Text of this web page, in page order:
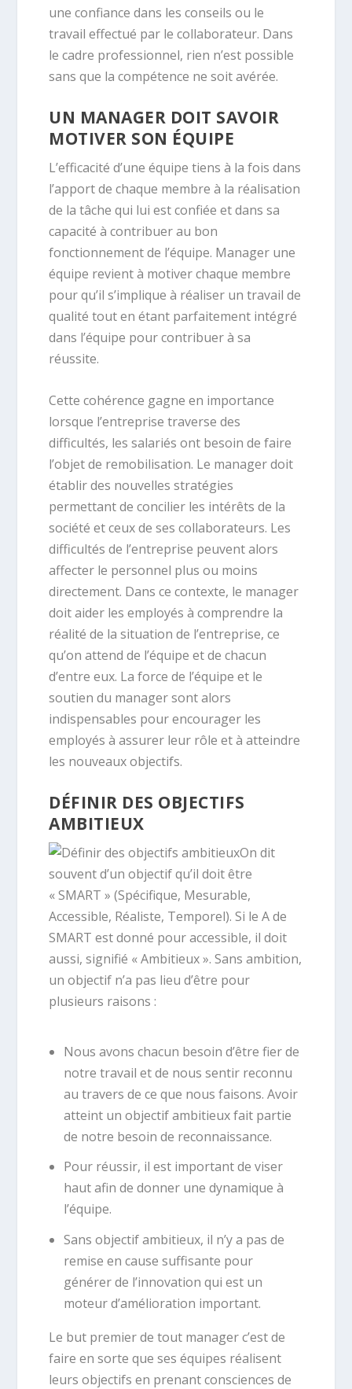
une confiance dans les conseils ou le
travail effectué par le collaborateur. Dans
le cadre professionnel, rien n’est possible
sans que la compétence ne soit avérée.
UN MANAGER DOIT SAVOIR
MOTIVER SON ÉQUIPE
L’efficacité d’une équipe tiens à la fois dans
l’apport de chaque membre à la réalisation
de la tâche qui lui est confiée et dans sa
capacité à contribuer au bon
fonctionnement de l’équipe. Manager une
équipe revient à motiver chaque membre
pour qu’il s’implique à réaliser un travail de
qualité tout en étant parfaitement intégré
dans l’équipe pour contribuer à sa
réussite.
Cette cohérence gagne en importance
lorsque l’entreprise traverse des
difficultés, les salariés ont besoin de faire
l’objet de remobilisation. Le manager doit
établir des nouvelles stratégies
permettant de concilier les intérêts de la
société et ceux de ses collaborateurs. Les
difficultés de l’entreprise peuvent alors
affecter le personnel plus ou moins
directement. Dans ce contexte, le manager
doit aider les employés à comprendre la
réalité de la situation de l’entreprise, ce
qu’on attend de l’équipe et de chacun
d’entre eux. La force de l’équipe et le
soutien du manager sont alors
indispensables pour encourager les
employés à assurer leur rôle et à atteindre
les nouveaux objectifs.
DÉFINIR DES OBJECTIFS
AMBITIEUX
On dit
souvent d’un objectif qu’il doit être
« SMART » (Spécifique, Mesurable,
Accessible, Réaliste, Temporel). Si le A de
SMART est donné pour accessible, il doit
aussi, signifié « Ambitieux ». Sans ambition,
un objectif n’a pas lieu d’être pour
plusieurs raisons :
Nous avons chacun besoin d’être fier de
notre travail et de nous sentir reconnu
au travers de ce que nous faisons. Avoir
atteint un objectif ambitieux fait partie
de notre besoin de reconnaissance.
Pour réussir, il est important de viser
haut afin de donner une dynamique à
l’équipe.
Sans objectif ambitieux, il n’y a pas de
remise en cause suffisante pour
générer de l’innovation qui est un
moteur d’amélioration important.
Le but premier de tout manager c’est de
faire en sorte que ses équipes réalisent
leurs objectifs en prenant consciences de